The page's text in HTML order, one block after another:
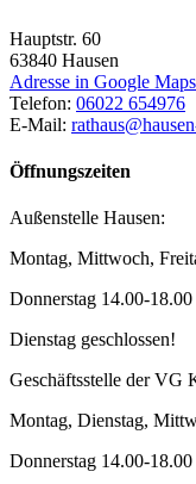
Hauptstr. 60
63840 Hausen
Adresse in Google
Telefon: 06022 654976
E-Mail:
Öffnungszeiten
Außenstelle Hausen:
Montag, Mittwoch,
Donnerstag 14.00-
Dienstag geschlossen!
Geschäftsstelle der VG
Montag, Dienstag,
Donnerstag 14.00-